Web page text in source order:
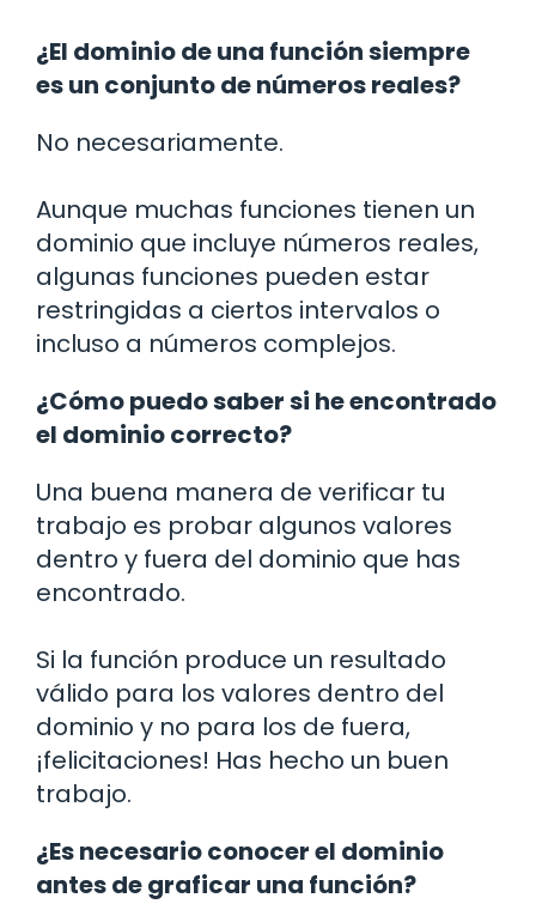
¿El dominio de una función siempre
es un conjunto de números reales?
No necesariamente.
Aunque muchas funciones tienen un
dominio que incluye números reales,
algunas funciones pueden estar
restringidas a ciertos intervalos o
incluso a números complejos.
¿Cómo puedo saber si he encontrado
el dominio correcto?
Una buena manera de verificar tu
trabajo es probar algunos valores
dentro y fuera del dominio que has
encontrado.
Si la función produce un resultado
válido para los valores dentro del
dominio y no para los de fuera,
¡felicitaciones! Has hecho un buen
trabajo.
¿Es necesario conocer el dominio
antes de graficar una función?